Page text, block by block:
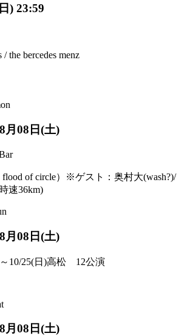
) 23:59
/ the bercedes menz
月08日(土)
of circle）※ゲスト：奥村大(wash?)/
速36km)
月08日(土)
10/25(日)高松 12公演
月08日(土)